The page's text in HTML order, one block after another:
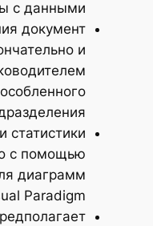
с данными.
документ
и
статистики
с помощью
диаграмм
Paradigm.